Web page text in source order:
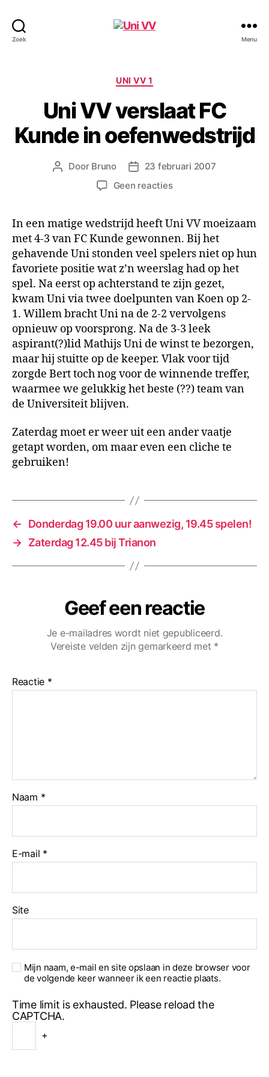
Zoek Menu
Categorieën
UNI VV 1
Uni VV verslaat FC
Kunde in oefenwedstrijd
Berichtauteur
Door Bruno Berichtdatum
23 februari 2007
Geen reactiesop
verslaat
FC
Kunde
in
oefenwedstrijd
In een matige wedstrijd heeft Uni VV moeizaam
met 4-3 van FC Kunde gewonnen. Bij het
gehavende Uni stonden veel spelers niet op hun
favoriete positie wat z’n weerslag had op het
spel. Na eerst op achterstand te zijn gezet,
kwam Uni via twee doelpunten van Koen op 2-
1. Willem bracht Uni na de 2-2 vervolgens
opnieuw op voorsprong. Na de 3-3 leek
aspirant(?)lid Mathijs Uni de winst te bezorgen,
maar hij stuitte op de keeper. Vlak voor tijd
zorgde Bert toch nog voor de winnende treffer,
waarmee we gelukkig het beste (??) team van
de Universiteit blijven.
Zaterdag moet er weer uit een ander vaatje
getapt worden, om maar even een cliche te
gebruiken!
←
Donderdag 19.00 uur aanwezig, 19.45 spelen!
→ Zaterdag 12.45 bij Trianon
Geef een reactie
Je e-mailadres wordt niet gepubliceerd.
Vereiste velden zijn gemarkeerd met *
Reactie *
Naam *
E-mail *
Site
Mijn naam, e-mail en site opslaan in deze browser voor
de volgende keer wanneer ik een reactie plaats.
Time limit is exhausted. Please reload the
CAPTCHA.
+